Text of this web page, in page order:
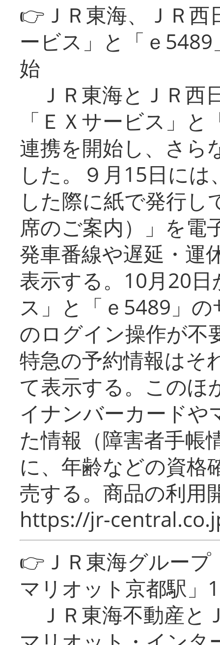
👉ＪＲ東海、ＪＲ
ービス」と「ｅ
始
ＪＲ東海とＪＲ西
「ＥＸサービス」
連携を開始し、さら
した。９月15日に
した際に紙で発行し
席のご案内）」を電
発車番線や遅延・運
表示する。10月20
ス」と「ｅ5489」
のログイン操作が不
特急の予約情報はそ
て表示する。このほ
イナンバーカードや
た情報（障害者手帳
に、年齢などの資格
売する。商品の利用
https://jr-
👉ＪＲ東海グルー
マリオット京都駅」
ＪＲ東海不動産と